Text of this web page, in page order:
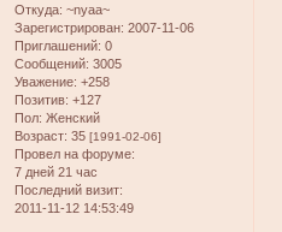
Откуда: ~nyaa~
Зарегистрирован: 2007-11-06
Приглашений: 0
Сообщений: 3005
Уважение: +258
Позитив: +127
Пол: Женский
Возраст: 35 [1991-02-06]
Провел на форуме:
7 дней 21 час
Последний визит:
2011-11-12 14:53:49